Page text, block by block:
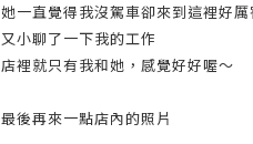
她一直覺得我沒駕車卻來到這裡好厲
又小聊了一下我的工作
店裡就只有我和她，感覺好好喔～
最後再來一點店內的照片